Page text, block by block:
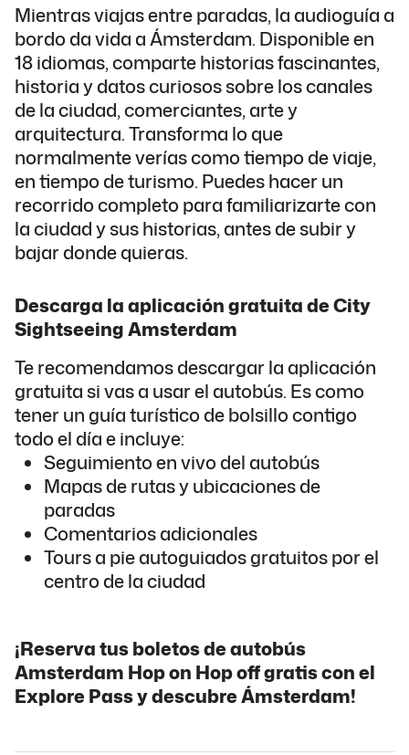
Mientras viajas entre paradas, la audioguía a
bordo da vida a Ámsterdam. Disponible en
18 idiomas, comparte historias fascinantes,
historia y datos curiosos sobre los canales
de la ciudad, comerciantes, arte y
arquitectura. Transforma lo que
normalmente verías como tiempo de viaje,
en tiempo de turismo. Puedes hacer un
recorrido completo para familiarizarte con
la ciudad y sus historias, antes de subir y
bajar donde quieras.
Descarga la aplicación gratuita de City
Sightseeing Amsterdam
Te recomendamos descargar la aplicación
gratuita si vas a usar el autobús. Es como
tener un guía turístico de bolsillo contigo
todo el día e incluye:
Seguimiento en vivo del autobús
Mapas de rutas y ubicaciones de
paradas
Comentarios adicionales
Tours a pie autoguiados gratuitos por el
centro de la ciudad
¡Reserva tus boletos de autobús
Amsterdam Hop on Hop off gratis con el
Explore Pass y descubre Ámsterdam!